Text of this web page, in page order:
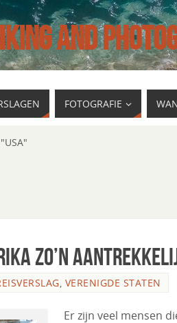
AND
FOTOGRAFIE
zo’n
, VERENIGDE STATEN
Er zijn veel mensen